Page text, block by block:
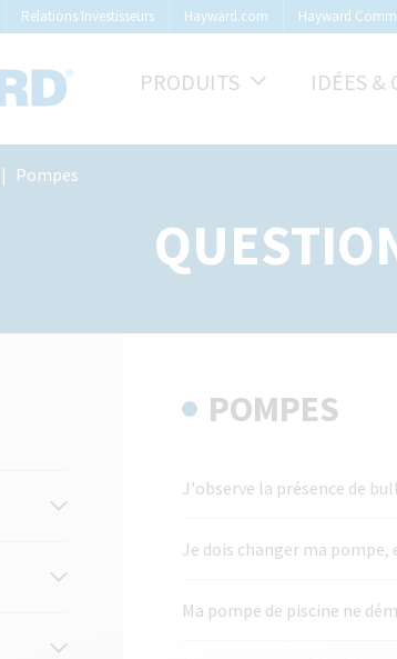
Relations Investisseurs Hayward.com Hayward
PRODUITS IDÉES &
Pompes
POMPES
J'observe la présence de
Je dois changer ma
Ma pompe de piscine ne